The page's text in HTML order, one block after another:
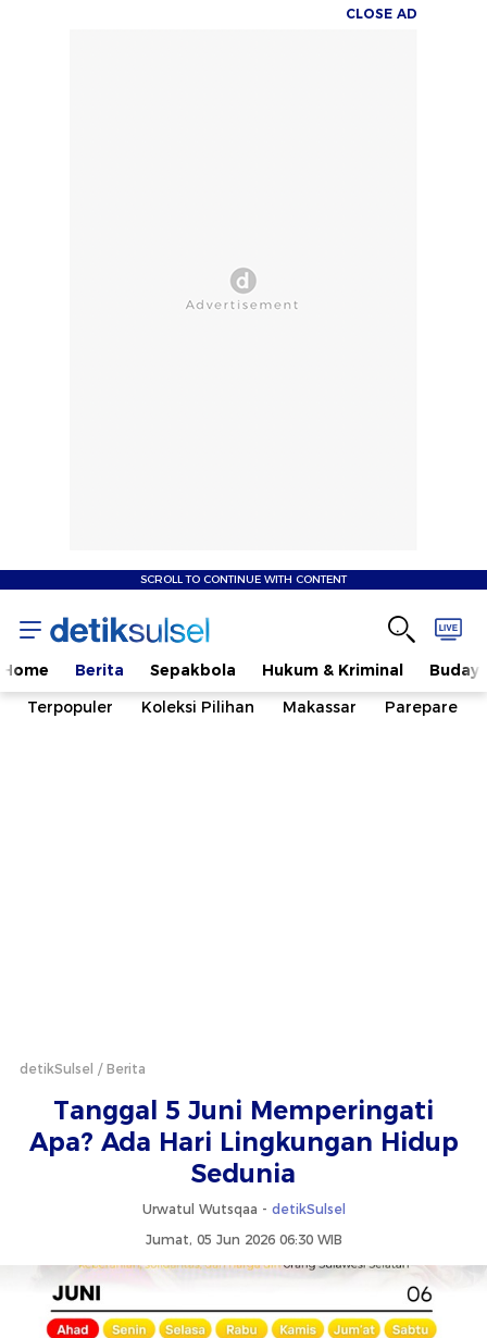
CLOSE AD
SCROLL TO CONTINUE WITH CONTENT
Home Berita Sepakbola Hukum & Kriminal
Terpopuler
Koleksi Pilihan Makassar Parepare
detikSulsel Berita
Tanggal 5 Juni Memperingati
Apa? Ada Hari Lingkungan Hidup
Sedunia
Urwatul Wutsqaa - detikSulsel
Jumat, 05 Jun 2026 06:30 WIB